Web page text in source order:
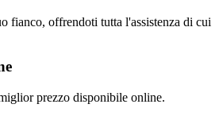
fianco, offrendoti tutta l'assistenza di cui
prezzo disponibile online.